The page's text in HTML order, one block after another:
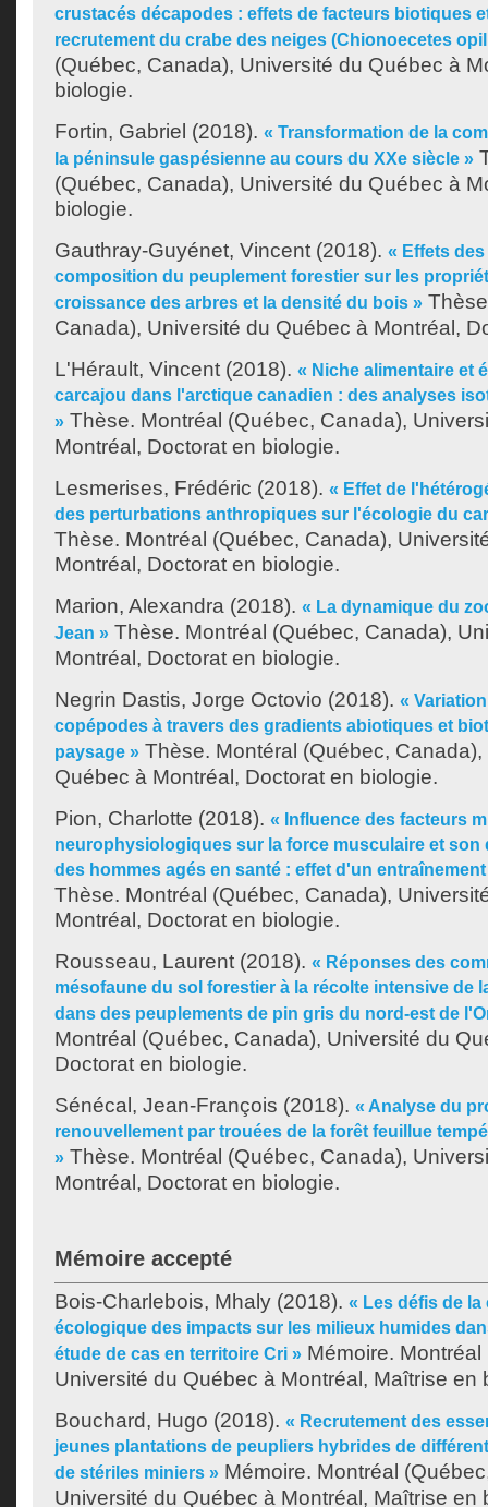
crustacés décapodes : effets de facteurs biotiques
recrutement du crabe des neiges (Chionoecetes
(Québec, Canada), Université du Québec à
biologie.
Fortin, Gabriel (2018). « Transformation de la
la péninsule gaspésienne au cours du XXe siècle »
(Québec, Canada), Université du Québec à
biologie.
Gauthray-Guyénet, Vincent (2018). « Effets
composition du peuplement forestier sur les
croissance des arbres et la densité du bois »
Canada), Université du Québec à Montréal,
L'Hérault, Vincent (2018). « Niche alimentaire et
carcajou dans l'arctique canadien : des analyses
» Thèse. Montréal (Québec, Canada),
Montréal, Doctorat en biologie.
Lesmerises, Frédéric (2018). « Effet de
des perturbations anthropiques sur l'écologie du
Thèse. Montréal (Québec, Canada),
Montréal, Doctorat en biologie.
Marion, Alexandra (2018). « La dynamique du
Jean » Thèse. Montréal (Québec, Canada),
Montréal, Doctorat en biologie.
Negrin Dastis, Jorge Octovio (2018). «
copépodes à travers des gradients abiotiques et
paysage » Thèse. Montéral (Québec,
Québec à Montréal, Doctorat en biologie.
Pion, Charlotte (2018). « Influence des facteurs
neurophysiologiques sur la force musculaire et son
des hommes agés en santé : effet d'un
Thèse. Montréal (Québec, Canada),
Montréal, Doctorat en biologie.
Rousseau, Laurent (2018). « Réponses des
mésofaune du sol forestier à la récolte intensive de
dans des peuplements de pin gris du nord-est de
Montréal (Québec, Canada), Université du
Doctorat en biologie.
Sénécal, Jean-François (2018). « Analyse du
renouvellement par trouées de la forêt feuillue
» Thèse. Montréal (Québec, Canada),
Montréal, Doctorat en biologie.
Mémoire accepté
Bois-Charlebois, Mhaly (2018). « Les défis de
écologique des impacts sur les milieux humides
étude de cas en territoire Cri » Mémoire.
Université du Québec à Montréal, Maîtrise en
Bouchard, Hugo (2018). « Recrutement des
jeunes plantations de peupliers hybrides de
de stériles miniers » Mémoire. Montréal
Université du Québec à Montréal, Maîtrise en